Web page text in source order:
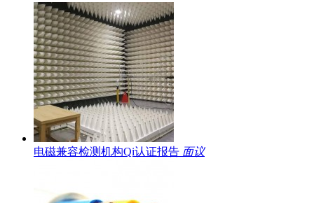
电磁兼容检测机构Qi认证报告 面议